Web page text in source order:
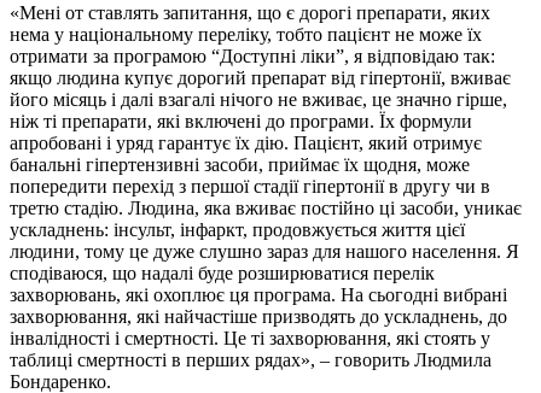
«Мені от ставлять запитання, що є дорогі препарати, яких
нема у національному переліку, тобто пацієнт не може їх
отримати за програмою “Доступні ліки”, я відповідаю так:
якщо людина купує дорогий препарат від гіпертонії, вживає
його місяць і далі взагалі нічого не вживає, це значно гірше,
ніж ті препарати, які включені до програми. Їх формули
апробовані і уряд гарантує їх дію. Пацієнт, який отримує
банальні гіпертензивні засоби, приймає їх щодня, може
попередити перехід з першої стадії гіпертонії в другу чи в
третю стадію. Людина, яка вживає постійно ці засоби, уникає
ускладнень: інсульт, інфаркт, продовжується життя цієї
людини, тому це дуже слушно зараз для нашого населення. Я
сподіваюся, що надалі буде розширюватися перелік
захворювань, які охоплює ця програма. На сьогодні вибрані
захворювання, які найчастіше призводять до ускладнень, до
інвалідності і смертності. Це ті захворювання, які стоять у
таблиці смертності в перших рядах», – говорить Людмила
Бондаренко.